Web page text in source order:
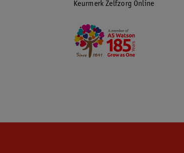
Keurmerk Zelfzorg Online